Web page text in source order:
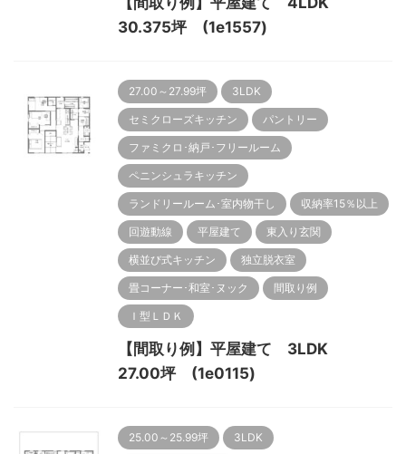
30.375坪 (1e1557)
27.00～27.99坪 3LDK
セミクローズキッチン パントリー
ファミクロ･納戸･フリールーム
ペニンシュラキッチン
ランドリールーム･室内物干し 収納率15％以上
回遊動線 平屋建て 東入り玄関
横並び式キッチン 独立脱衣室
畳コーナー･和室･ヌック 間取り例
Ｉ型ＬＤＫ
【間取り例】平屋建て 3LDK
27.00坪 (1e0115)
25.00～25.99坪 3LDK